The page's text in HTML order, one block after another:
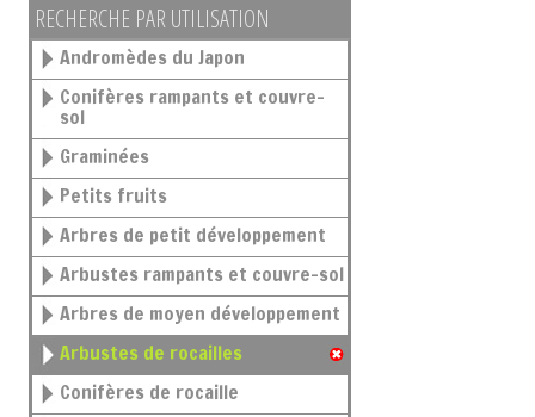
RECHERCHE PAR UTILISATION
Andromèdes du Japon
Conifères rampants et couvre-
sol
Graminées
Petits fruits
Arbres de petit développement
Arbustes rampants et couvre-sol
Arbres de moyen développement
Arbustes de rocailles
Conifères de rocaille